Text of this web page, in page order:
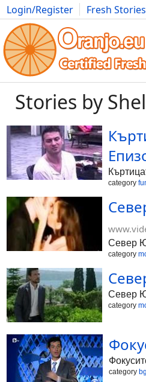
Login/Register Fresh Stories
Photography Comics
Stories by
category
Север
category
Север
category
category bg